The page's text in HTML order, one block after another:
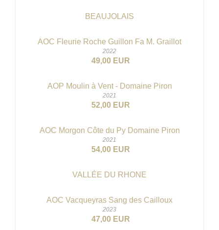
BEAUJOLAIS
AOC Fleurie Roche Guillon Fa M. Graillot
2022
49,00 EUR
AOP Moulin à Vent - Domaine Piron
2021
52,00 EUR
AOC Morgon Côte du Py Domaine Piron
2021
54,00 EUR
VALLÉE DU RHONE
AOC Vacqueyras Sang des Cailloux
2023
47,00 EUR